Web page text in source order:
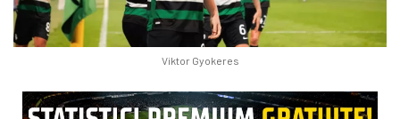
Viktor Gyokeres